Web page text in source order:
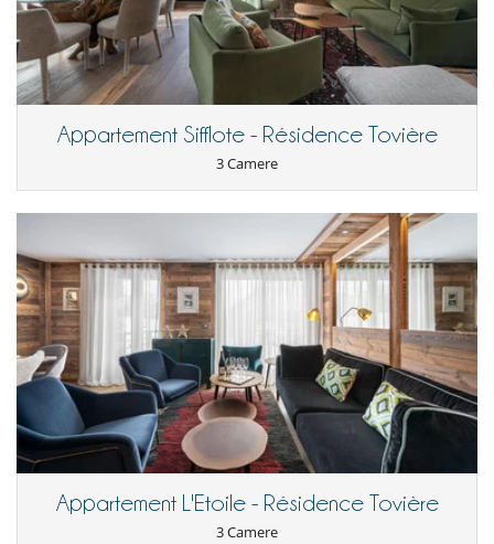
Appartement Sifflote - Résidence Tovière
3 Camere
Appartement L'Etoile - Résidence Tovière
3 Camere